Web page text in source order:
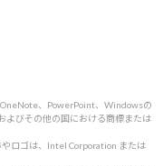
、PowerPoint、Windowsの
よびその他の国における商標または
ロゴは、Intel Corporation または